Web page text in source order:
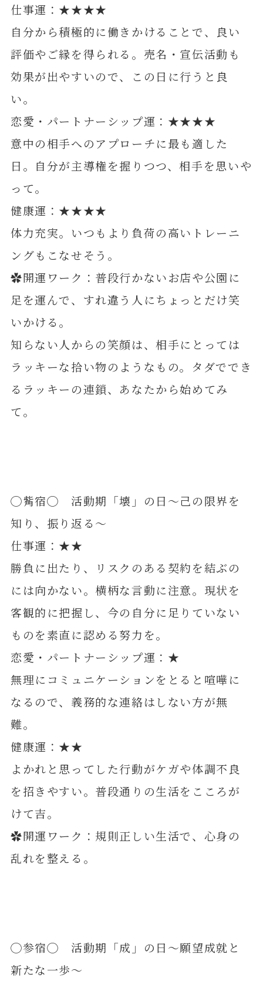
仕事運：★★★★
自分から積極的に働きかけることで、良い
評価やご縁を得られる。売名・宣伝活動も
効果が出やすいので、この日に行うと良
い。
恋愛・パートナーシップ運：★★★★
意中の相手へのアプローチに最も適した
日。自分が主導権を握りつつ、相手を思いや
って。
健康運：★★★★
体力充実。いつもより負荷の高いトレーニ
ングもこなせそう。
✿開運ワーク：普段行かないお店や公園に
足を運んで、すれ違う人にちょっとだけ笑
いかける。
知らない人からの笑顔は、相手にとっては
ラッキーな拾い物のようなもの。タダででき
るラッキーの連鎖、あなたから始めてみ
て。
◯觜宿◯ 活動期「壊」の日～己の限界を
知り、振り返る～
仕事運：★★
勝負に出たり、リスクのある契約を結ぶの
には向かない。横柄な言動に注意。現状を
客観的に把握し、今の自分に足りていない
ものを素直に認める努力を。
恋愛・パートナーシップ運：★
無理にコミュニケーションをとると喧嘩に
なるので、義務的な連絡はしない方が無
難。
健康運：★★
よかれと思ってした行動がケガや体調不良
を招きやすい。普段通りの生活をこころが
けて吉。
✿開運ワーク：規則正しい生活で、心身の
乱れを整える。
◯参宿◯ 活動期「成」の日～願望成就と
新たな一歩～